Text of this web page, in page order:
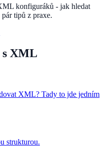
konfiguráků - jak hledat
tipů z praxe.
s XML
XML? Tady to jde jedním
strukturou.